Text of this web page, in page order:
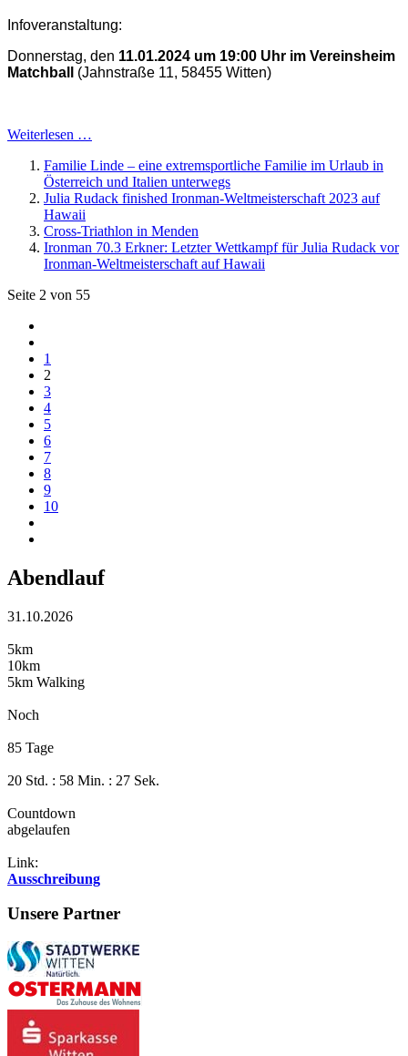
Infoveranstaltung:
Donnerstag, den 11.01.2024 um 19:00 Uhr im Vereinsheim
Matchball (Jahnstraße 11, 58455 Witten)
Weiterlesen …
Familie Linde – eine extremsportliche Familie im Urlaub in
Österreich und Italien unterwegs
Julia Rudack finished Ironman-Weltmeisterschaft 2023 auf
Hawaii
Cross-Triathlon in Menden
Ironman 70.3 Erkner: Letzter Wettkampf für Julia Rudack vor
Ironman-Weltmeisterschaft auf Hawaii
Seite 2 von 55
1
2
3
4
5
6
7
8
9
10
Abendlauf
31.10.2026
5km
10km
5km Walking
Noch
85 Tage
20 Std. : 58 Min. : 27 Sek.
Countdown
abgelaufen
Link:
Ausschreibung
Unsere Partner